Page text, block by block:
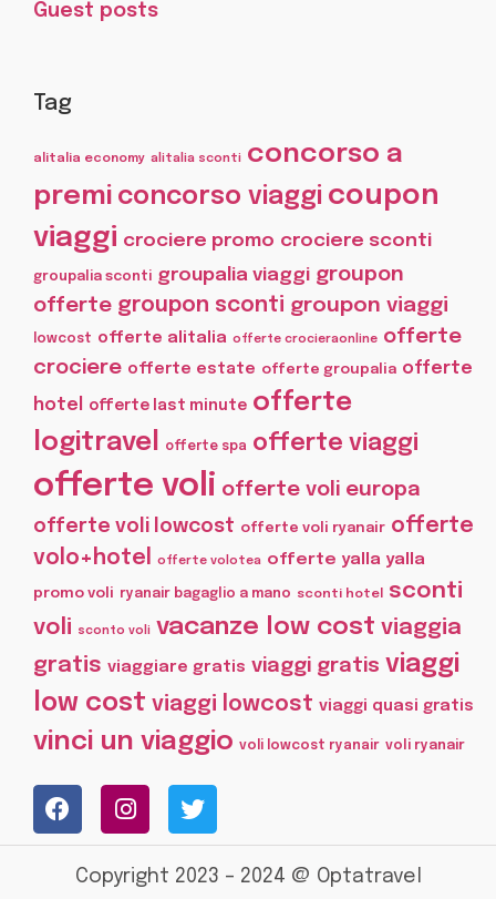
Guest posts
Tag
alitalia economy alitalia sconti concorso a
premi concorso viaggi coupon
viaggi crociere promo crociere sconti
groupalia sconti groupalia viaggi groupon
offerte groupon sconti groupon viaggi
lowcost offerte alitalia offerte crocieraonline offerte
crociere offerte estate offerte groupalia offerte
hotel
offerte last minute offerte
logitravel offerte spa offerte viaggi
offerte voli offerte voli europa
offerte voli lowcost offerte voli ryanair offerte
volo+hotel offerte volotea offerte yalla yalla
promo voli ryanair bagaglio a mano sconti hotel
sconti
voli
sconto voli vacanze low cost viaggia
gratis viaggiare gratis viaggi gratis viaggi
low cost viaggi lowcost viaggi quasi gratis
vinci un viaggio voli lowcost ryanair voli ryanair
Copyright 2023 – 2024 @ Optatravel